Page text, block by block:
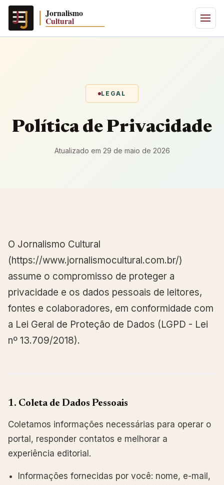
LEGAL
Política de Privacidade
Atualizado em 29 de maio de 2026
O Jornalismo Cultural
(https://www.jornalismocultural.com.br/)
assume o compromisso de proteger a
privacidade e os dados pessoais de leitores,
fontes e colaboradores, em conformidade com
a Lei Geral de Proteção de Dados (LGPD - Lei
nº 13.709/2018).
1. Coleta de Dados Pessoais
Coletamos informações necessárias para operar o
portal, responder contatos e melhorar a
experiência editorial.
Informações fornecidas por você: nome, e-mail,